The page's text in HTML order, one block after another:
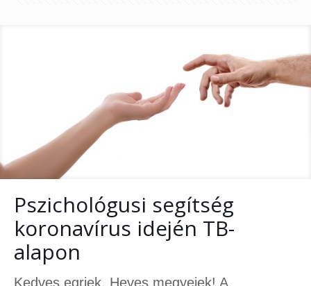
Pszichológusi segítség
koronavírus idején TB-
alapon
Kedves egriek, Heves megyeiek! A